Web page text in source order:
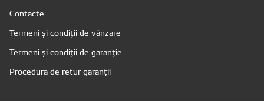
Contacte
Termeni și condiții de vânzare
Termeni și condiții de garanție
Procedura de retur garanții